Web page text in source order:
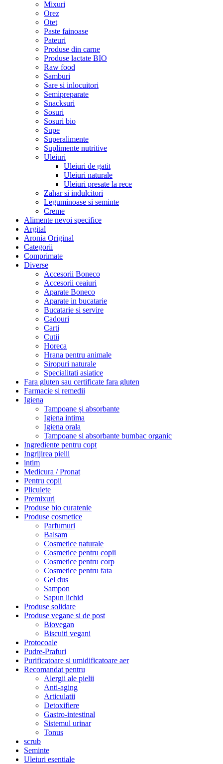
Mixuri
Orez
Otet
Paste fainoase
Pateuri
Produse din carne
Produse lactate BIO
Raw food
Samburi
Sare si inlocuitori
Semipreparate
Snacksuri
Sosuri
Sosuri bio
Supe
Superalimente
Suplimente nutritive
Uleiuri
Uleiuri de gatit
Uleiuri naturale
Uleiuri presate la rece
Zahar si indulcitori
Leguminoase si seminte
Creme
Alimente nevoi specifice
Argital
Aronia Original
Categorii
Comprimate
Diverse
Accesorii Boneco
Accesorii ceaiuri
Aparate Boneco
Aparate in bucatarie
Bucatarie si servire
Cadouri
Carti
Cutii
Horeca
Hrana pentru animale
Siropuri naturale
Specialitati asiatice
Fara gluten sau certificate fara gluten
Farmacie si remedii
Igiena
Tampoane și absorbante
Igiena intima
Igiena orala
Tampoane si absorbante bumbac organic
Ingrediente pentru copt
Ingrijirea pielii
intim
Medicura / Pronat
Pentru copii
Pliculete
Premixuri
Produse bio curatenie
Produse cosmetice
Parfumuri
Balsam
Cosmetice naturale
Cosmetice pentru copii
Cosmetice pentru corp
Cosmetice pentru fata
Gel dus
Sampon
Sapun lichid
Produse solidare
Produse vegane si de post
Biovegan
Biscuiti vegani
Protocoale
Pudre-Prafuri
Purificatoare si umidificatoare aer
Recomandat pentru
Alergii ale pielii
Anti-aging
Articulatii
Detoxifiere
Gastro-intestinal
Sistemul urinar
Tonus
scrub
Seminte
Uleiuri esentiale